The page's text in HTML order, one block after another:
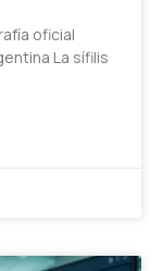
oficial
La sífilis